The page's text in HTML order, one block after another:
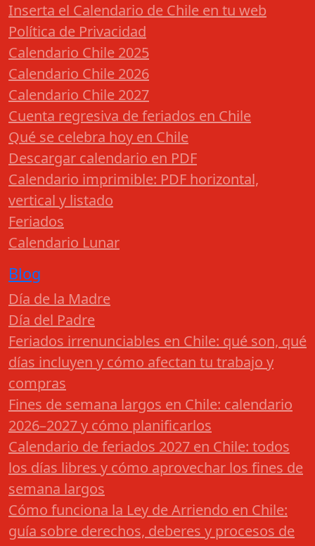
Inserta el Calendario de Chile en tu web
Política de Privacidad
Calendario Chile 2025
Calendario Chile 2026
Calendario Chile 2027
Cuenta regresiva de feriados en Chile
Qué se celebra hoy en Chile
Descargar calendario en PDF
Calendario imprimible: PDF horizontal,
vertical y listado
Feriados
Calendario Lunar
Blog
Día de la Madre
Día del Padre
Feriados irrenunciables en Chile: qué son, qué
días incluyen y cómo afectan tu trabajo y
compras
Fines de semana largos en Chile: calendario
2026–2027 y cómo planificarlos
Calendario de feriados 2027 en Chile: todos
los días libres y cómo aprovechar los fines de
semana largos
Cómo funciona la Ley de Arriendo en Chile:
guía sobre derechos, deberes y procesos de